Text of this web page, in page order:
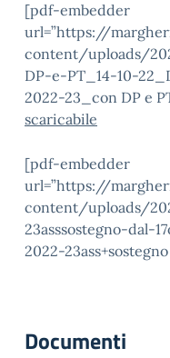
[pdf-embedder
url=”https://
content/uploads/
DP-e-PT_14-10-
2022-23_con DP e
scaricabile
[pdf-embedder
url=”https://
content/uploads/
23asssostegno-dal-
2022-
Documenti